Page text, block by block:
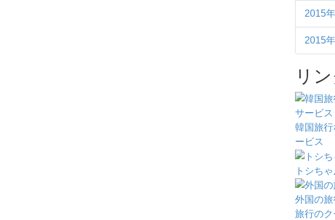
2015
2015
リン
韓国旅
ービス
トシち
外国の旅
旅行の